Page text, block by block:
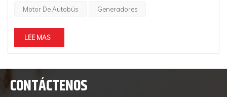
diésel y de combustible...
Motor De Autobús
Generadores
LEE MAS
CONTÁCTENOS